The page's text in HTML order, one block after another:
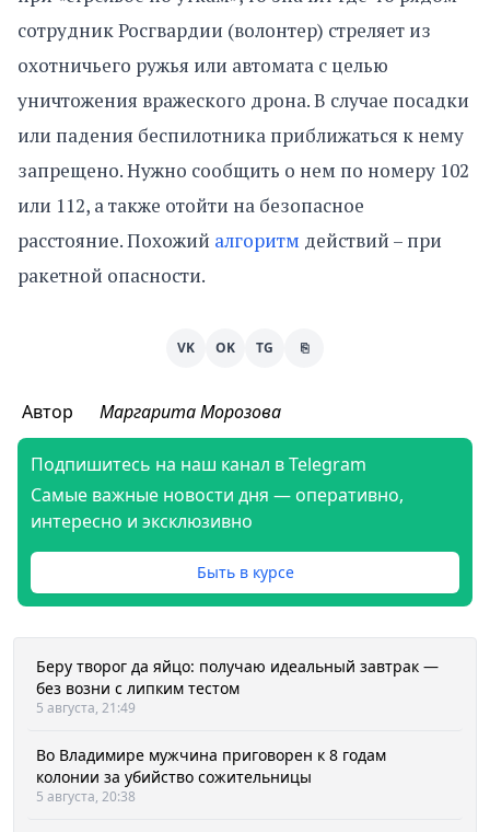
сотрудник Росгвардии (волонтер) стреляет из
охотничьего ружья или автомата с целью
уничтожения вражеского дрона. В случае посадки
или падения беспилотника приближаться к нему
запрещено. Нужно сообщить о нем по номеру 102
или 112, а также отойти на безопасное
расстояние. Похожий алгоритм действий – при
ракетной опасности.
VK OK TG ⎘
Автор Маргарита Морозова
Подпишитесь на наш канал в Telegram
Самые важные новости дня — оперативно,
интересно и эксклюзивно
Быть в курсе
Беру творог да яйцо: получаю идеальный завтрак —
без возни с липким тестом
5 августа, 21:49
Во Владимире мужчина приговорен к 8 годам
колонии за убийство сожительницы
5 августа, 20:38